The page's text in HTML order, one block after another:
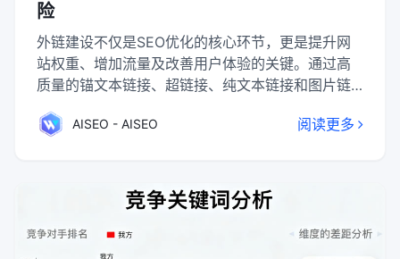
险
外链建设不仅是SEO优化的核心环节，更是提升网
站权重、增加流量及改善用户体验的关键。通过高
质量的锚文本链接、超链接、纯文本链接和图片链
接、自媒体平台、视频网站等），可以有效提升网
高质量的外链不仅能增强网站权威性，还能带来可
观的流量增长。
AISEO - AISEO 阅读更多